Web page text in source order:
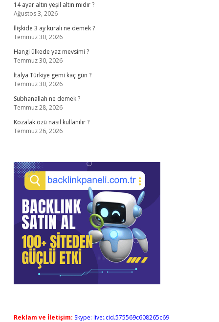
14 ayar altın yeşil altın mıdır ?
Ağustos 3, 2026
İlişkide 3 ay kuralı ne demek ?
Temmuz 30, 2026
Hangi ülkede yaz mevsimi ?
Temmuz 30, 2026
İtalya Türkiye gemi kaç gün ?
Temmuz 30, 2026
Subhanallah ne demek ?
Temmuz 28, 2026
Kozalak özü nasıl kullanılır ?
Temmuz 26, 2026
Reklam ve İletişim: Skype: live:.cid.575569c608265c69